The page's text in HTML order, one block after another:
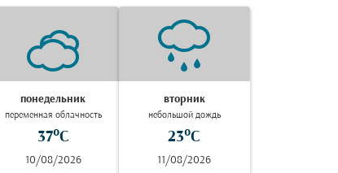
понедельник
переменная облачность
37°C
10/08/2026
вторник
небольшой дождь
23°C
11/08/2026